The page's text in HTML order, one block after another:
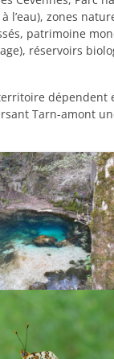
zones
patrimoine
réservoirs
Tarn-amont